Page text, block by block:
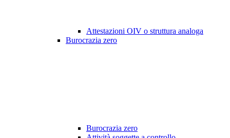
Attestazioni OIV o struttura analoga
Burocrazia zero
Burocrazia zero